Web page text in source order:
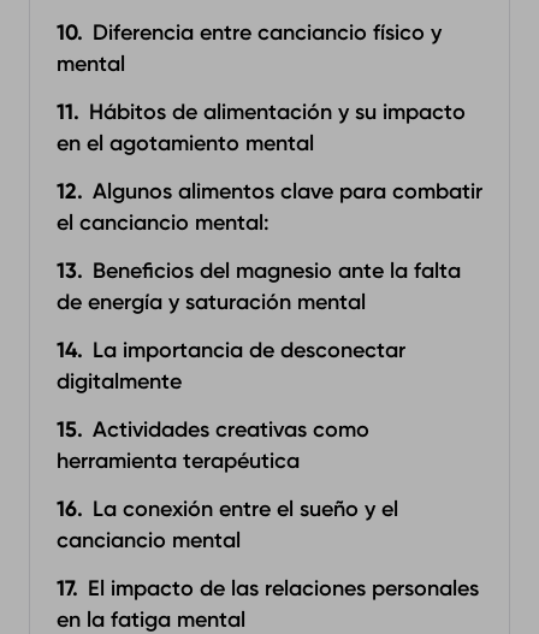
Diferencia entre canciancio físico y
mental
Hábitos de alimentación y su impacto
en el agotamiento mental
Algunos alimentos clave para combatir
el canciancio mental:
Beneficios del magnesio ante la falta
de energía y saturación mental
La importancia de desconectar
digitalmente
Actividades creativas como
herramienta terapéutica
La conexión entre el sueño y el
canciancio mental
El impacto de las relaciones personales
en la fatiga mental